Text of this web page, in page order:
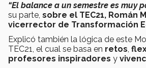
“El balance a un semestre es muy
su parte, sobre el TEC21, Román
vicerrector de Transformación
Explicó también la lógica de este
TEC21, el cual se basa en retos,
profesores inspiradores y